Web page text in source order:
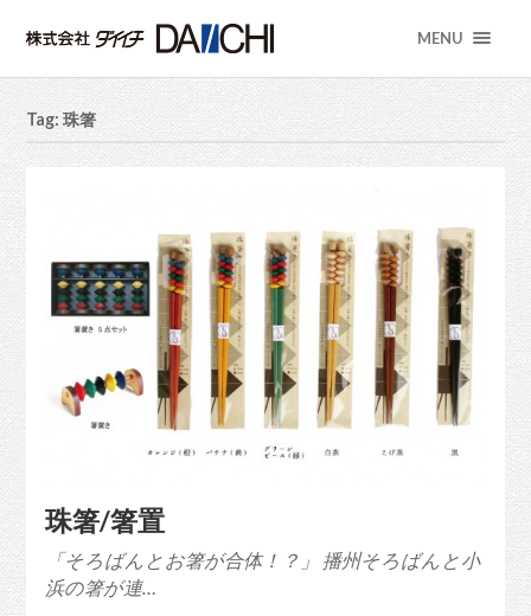
MENU
Tag: 珠箸
珠箸/箸置
「そろばんとお箸が合体！？」 播州そろばんと小
浜の箸が連…